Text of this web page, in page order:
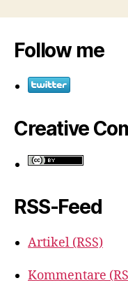
Follow me
Creative
RSS-Feed
Artikel (RSS)
Kommentare